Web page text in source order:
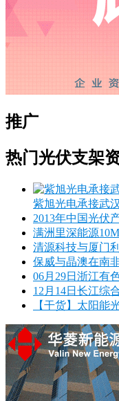
推广
热门光伏支架
紫旭光电承接武
2013年中国光伏
满洲里深能源
清源科技与厦门
保威与晶澳在南
06月29日浙江有
12月14日长江综
【干货】太阳能